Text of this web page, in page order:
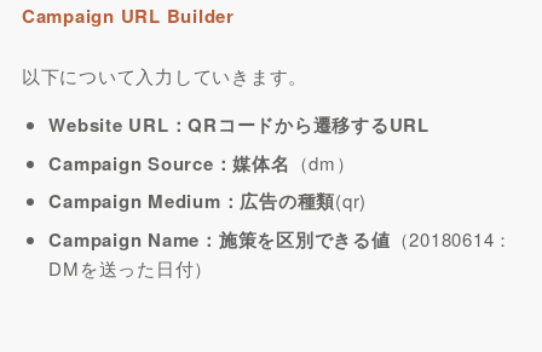
Campaign URL Builder
以下について入力していきます。
Website URL：QRコードから遷移するURL
Campaign Source：媒体名 （dm）
Campaign Medium：広告の種類(qr)
Campaign Name：施策を区別できる値 （20180614：
DMを送った日付）